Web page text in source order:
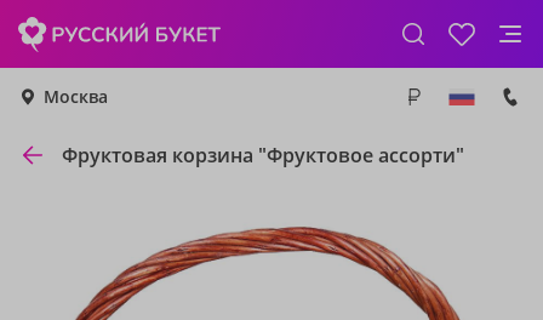
Москва
Фруктовая корзина "Фруктовое ассорти"